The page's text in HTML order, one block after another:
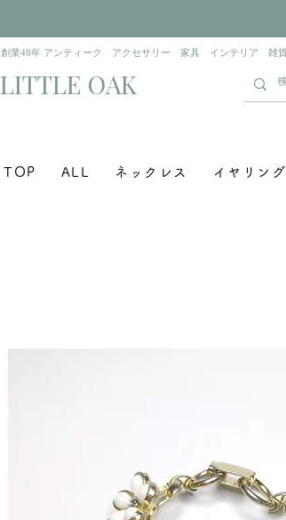
創業48年 アンティーク アクセサリー 家具 インテリア
​LITTLE OAK
TOP ALL ネックレス イヤリン